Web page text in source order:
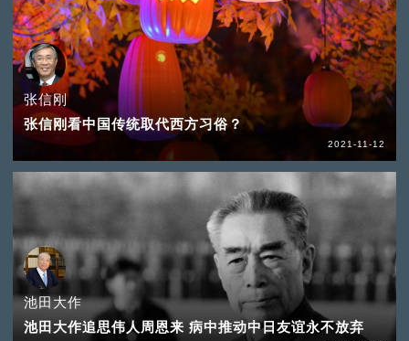
张信刚
张信刚看中国传统取代西方习俗？
2021-11-12
池田大作
池田大作追思伟人周恩来 病中推动中日友谊永不放弃